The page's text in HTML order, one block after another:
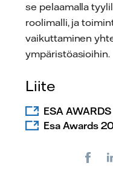
se pelaamalla
roolimalli, ja
vaikuttaminen
ympäristöasioihin.
Liite
ESA
Esa Awards